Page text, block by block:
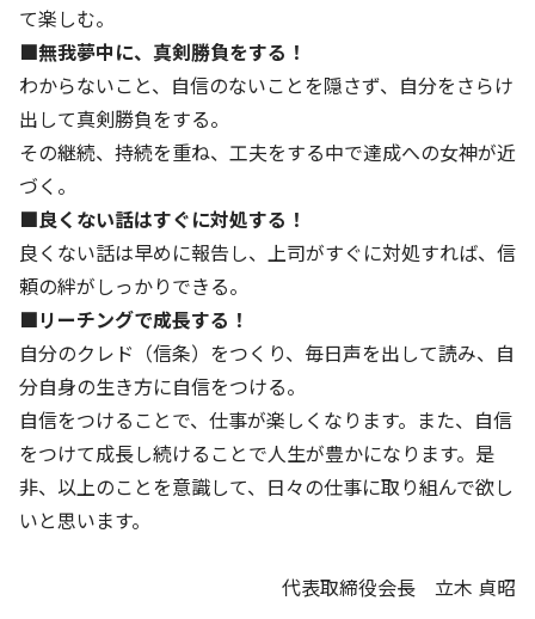
卓越した安全・安心を目指して
基本方針
安全と安心への取り組み
安全・安心にお通いいただくために
活動報告
お客様相談センター
メッセージアーカイブス
て楽しむ。
■無我夢中に、真剣勝負をする！
わからないこと、自信のないことを隠さず、自分をさらけ
出して真剣勝負をする。
その継続、持続を重ね、工夫をする中で達成への女神が近
づく。
■良くない話はすぐに対処する！
良くない話は早めに報告し、上司がすぐに対処すれば、信
頼の絆がしっかりできる。
■リーチングで成長する！
自分のクレド（信条）をつくり、毎日声を出して読み、自
分自身の生き方に自信をつける。
自信をつけることで、仕事が楽しくなります。また、自信
をつけて成長し続けることで人生が豊かになります。是
非、以上のことを意識して、日々の仕事に取り組んで欲し
いと思います。
代表取締役会長 立木 貞昭